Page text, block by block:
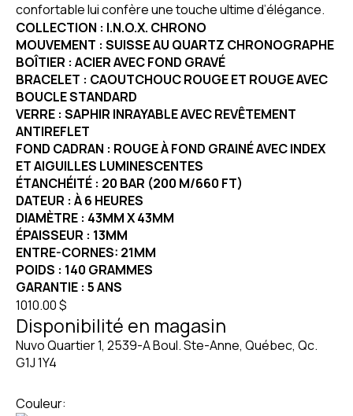
confortable lui confère une touche ultime d’élégance.
COLLECTION : I.N.O.X. CHRONO
MOUVEMENT : SUISSE AU QUARTZ CHRONOGRAPHE
BOÎTIER : ACIER AVEC FOND GRAVÉ
BRACELET : CAOUTCHOUC ROUGE ET ROUGE AVEC
BOUCLE STANDARD
VERRE : SAPHIR INRAYABLE AVEC REVÊTEMENT
ANTIREFLET
FOND CADRAN : ROUGE À FOND GRAINÉ AVEC INDEX
ET AIGUILLES LUMINESCENTES
ÉTANCHÉITÉ : 20 BAR (200 M/660 FT)
DATEUR : À 6 HEURES
DIAMÈTRE : 43MM X 43MM
ÉPAISSEUR : 13MM
ENTRE-CORNES: 21MM
POIDS : 140 GRAMMES
GARANTIE : 5 ANS
1010.00 $
Disponibilité en magasin
Nuvo Quartier 1, 2539-A Boul. Ste-Anne, Québec, Qc.
G1J 1Y4
Couleur: